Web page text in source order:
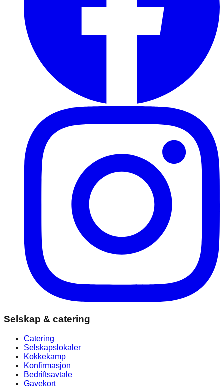
Selskap & catering
Catering
Selskapslokaler
Kokkekamp
Konfirmasjon
Bedriftsavtale
Gavekort